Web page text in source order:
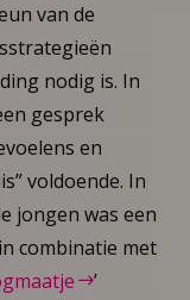
van de
nodig is. In
gesprek
en
voldoende. In
jongen was een
combinatie met
’